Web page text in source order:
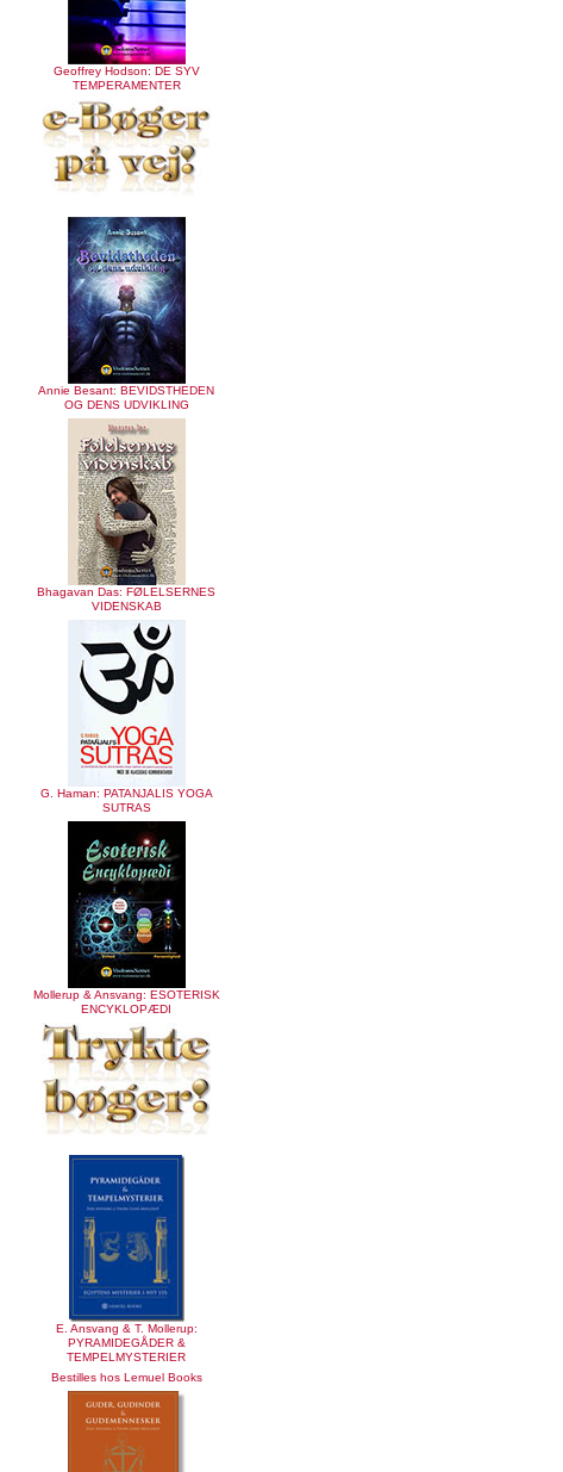
Geoffrey Hodson: DE SYV
TEMPERAMENTER
Annie Besant: BEVIDSTHEDEN
OG DENS UDVIKLING
Bhagavan Das: FØLELSERNES
VIDENSKAB
G. Haman: PATANJALIS YOGA
SUTRAS
Mollerup & Ansvang: ESOTERISK
ENCYKLOPÆDI
E. Ansvang & T. Mollerup:
PYRAMIDEGÅDER &
TEMPELMYSTERIER
Bestilles hos Lemuel Books